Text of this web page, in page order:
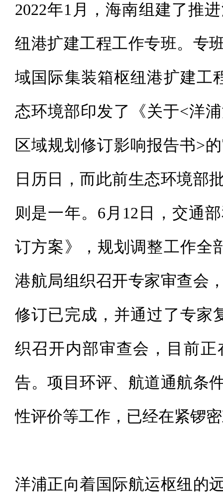
2022年1月，海南组建了推
纽港扩建工程工作专班。专
域国际集装箱枢纽港扩建工
态环境部印发了《关于<洋
区域规划修订影响报告书>
日历日，而此前生态环境部
则是一年。6月12日，交通
订方案》，规划调整工作全
港航局组织召开专家审查会
修订已完成，并通过了专家
织召开内部审查会，目前
告。项目环评、航道通航条
性评价等工作，已经在紧锣
洋浦正向着国际航运枢纽的